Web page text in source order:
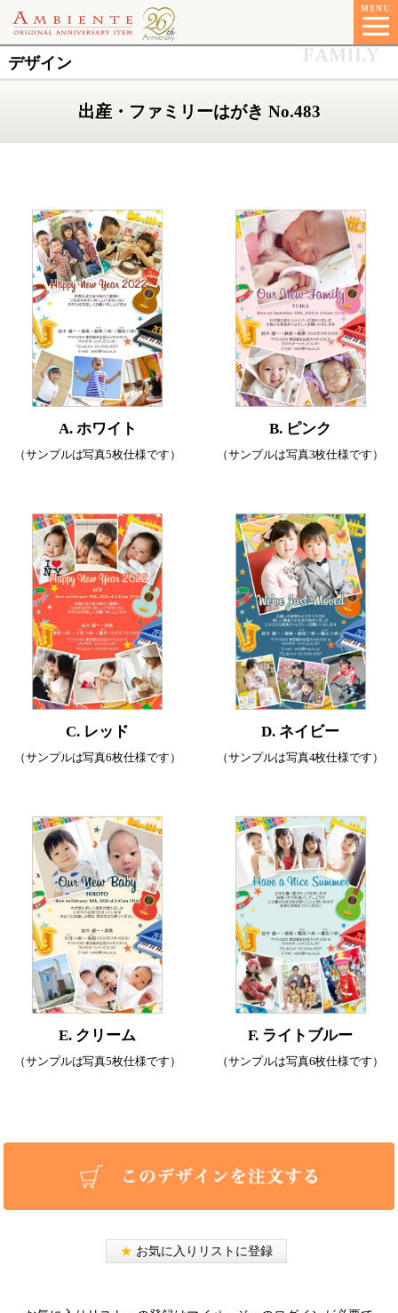
デザイン
出産・ファミリーはがき No.483
A. ホワイト
（サンプルは写真5枚仕様です）
B. ピンク
（サンプルは写真3枚仕様です）
C. レッド
（サンプルは写真6枚仕様です）
D. ネイビー
（サンプルは写真4枚仕様です）
E. クリーム
（サンプルは写真5枚仕様です）
F. ライトブルー
（サンプルは写真6枚仕様です）
★ お気に入りリストに登録